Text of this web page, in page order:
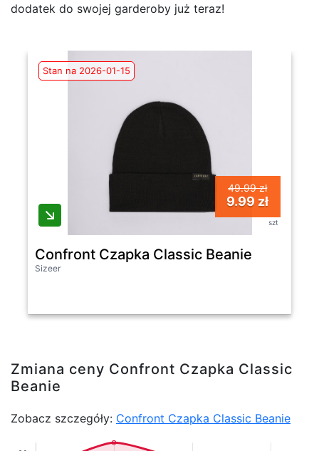
dodatek do swojej garderoby już teraz!
Stan na 2026-01-15
49.99 zł
9.99 zł
szt
Confront Czapka Classic Beanie
Sizeer
Zmiana ceny Confront Czapka Classic
Beanie
Zobacz szczegóły: Confront Czapka Classic Beanie